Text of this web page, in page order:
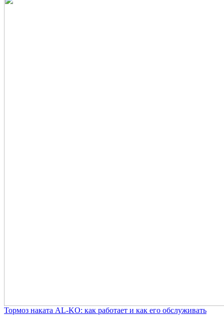
Тормоз наката AL-KO: как работает и как его обслуживать